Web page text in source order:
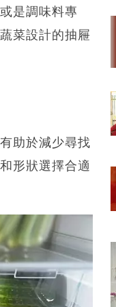
是調味料專
菜設計的抽屜
助於減少尋找
形狀選擇合適